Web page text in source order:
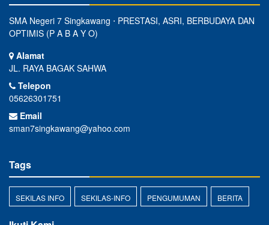
SMA Negeri 7 Singkawang ⋅ PRESTASI, ASRI, BERBUDAYA DAN
OPTIMIS (P A B A Y O)
Alamat
JL. RAYA BAGAK SAHWA
Telepon
05626301751
Email
sman7singkawang@yahoo.com
Tags
SEKILAS INFO SEKILAS-INFO PENGUMUMAN BERITA